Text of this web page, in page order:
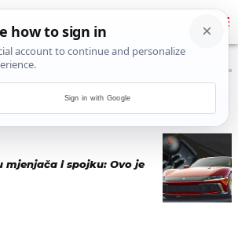
4 REZULTATA ZA TAG “
12CILINDRI”
i spojku: Ovo je
Sign in with Google